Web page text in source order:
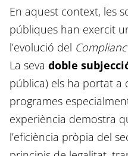
En aquest context, les
públiques han exercit
l’evolució del
La seva doble
pública) els ha portat a
programes
experiència demostra
l’eficiència pròpia del